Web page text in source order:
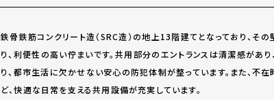
鉄骨鉄筋コンクリート造（SRC造）の地上13階建てとなっており、
り、利便性の高い佇まいです。共用部分のエントランスは清潔感があ
り、都市生活に欠かせない安心の防犯体制が整っています。また、不
ど、快適な日常を支える共用設備が充実しています。